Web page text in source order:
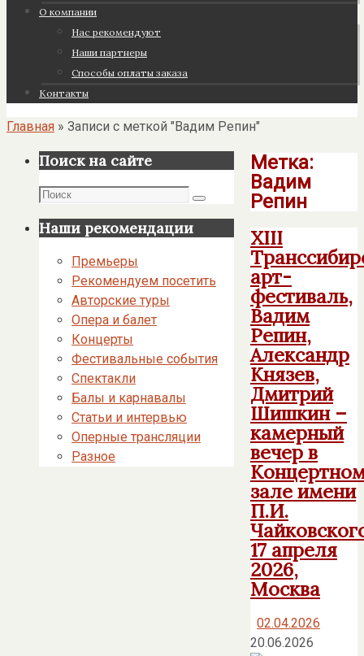
О компании
Нас рекомендуют
Наши партнеры
Cпособы оплаты заказа
Контакты
Главная » Записи с меткой "Вадим Репин"
Метка:
Вадим
Репин
ХIII
арт-
фестиваль,
Вадим
Репин,
Александр
Князев,
Дмитрий
Шишкин –
камерный
вечер в
зале имени
П.И.
17 апреля
2026,
Москва
02.04.2026
20.06.2026
Поиск на сайте
Поиск
Поиск
Наши рекомендации
Премьеры
Рекомендуем посетить
Авторские туры
Опера и балет
Концерты
Фестивальные события
Спектакли
Балы и карнавалы
Статьи и интервью
Оперные трансляции
Разное